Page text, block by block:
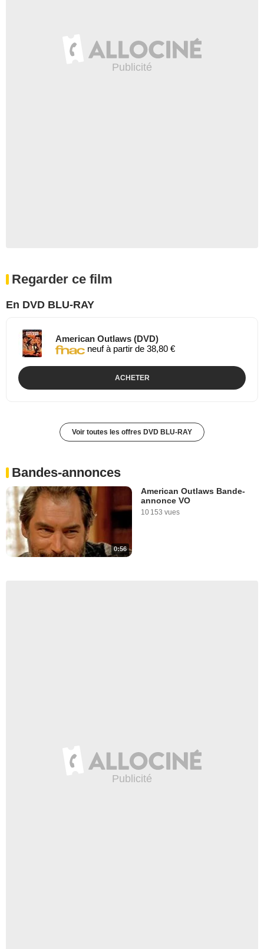
Regarder ce film
En DVD BLU-RAY
American Outlaws (DVD)
neuf à partir de 38,80 €
ACHETER
Voir toutes les offres DVD BLU-RAY
Bandes-annonces
0:56
American Outlaws Bande-
annonce VO
10 153 vues